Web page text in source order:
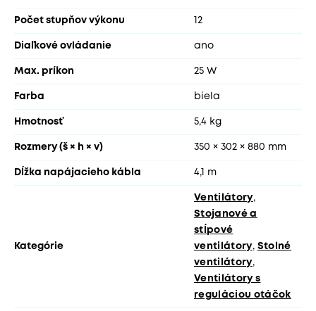
Počet stupňov výkonu 12
Diaľkové ovládanie ano
Max. príkon 25 W
Farba biela
Hmotnosť 5,4 kg
Rozmery (š × h × v) 350 × 302 × 880 mm
Dĺžka napájacieho kábla 4,1 m
Kategórie
Ventilátory,
Stojanové a
stĺpové
ventilátory, Stolné
ventilátory,
Ventilátory s
reguláciou otáčok